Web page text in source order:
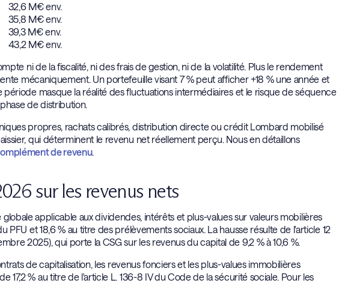
32,6 M€ env.
35,8 M€ env.
39,3 M€ env.
43,2 M€ env.
ni de la fiscalité, ni des frais de gestion, ni de la volatilité. Plus le rendement
mécaniquement. Un portefeuille visant 7 % peut afficher +18 % une année et
période masque la réalité des fluctuations intermédiaires et le risque de séquence
de distribution.
propres, rachats calibrés, distribution directe ou crédit Lombard mobilisé
qui déterminent le revenu net réellement perçu. Nous en détaillons
de revenu.
sur les revenus nets
globale applicable aux dividendes, intérêts et plus-values sur valeurs mobilières
PFU et 18,6 % au titre des prélèvements sociaux. La hausse résulte de l'article 12
2025), qui porte la CSG sur les revenus du capital de 9,2 % à 10,6 %.
de capitalisation, les revenus fonciers et les plus-values immobilières
17,2 % au titre de l'article L. 136-8 IV du Code de la sécurité sociale. Pour les